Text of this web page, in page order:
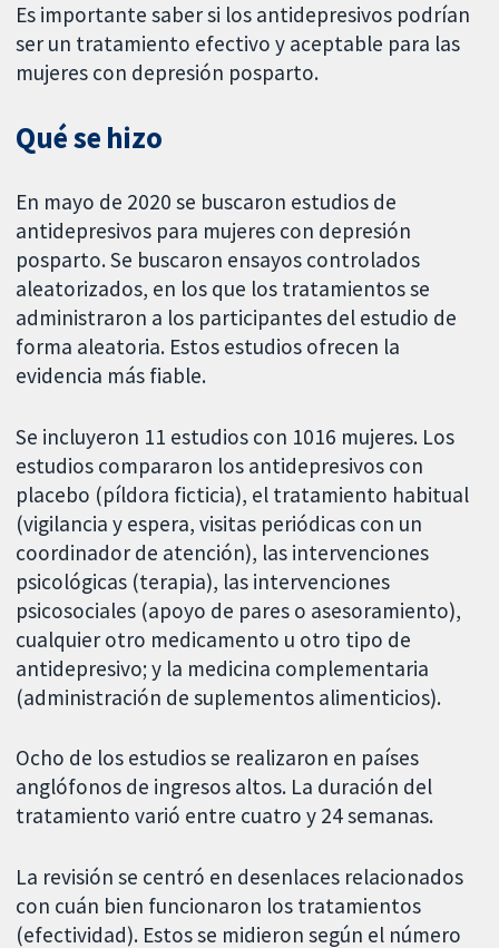
Es importante saber si los antidepresivos podrían
ser un tratamiento efectivo y aceptable para las
mujeres con depresión posparto.
Qué se hizo
En mayo de 2020 se buscaron estudios de
antidepresivos para mujeres con depresión
posparto. Se buscaron ensayos controlados
aleatorizados, en los que los tratamientos se
administraron a los participantes del estudio de
forma aleatoria. Estos estudios ofrecen la
evidencia más fiable.
Se incluyeron 11 estudios con 1016 mujeres. Los
estudios compararon los antidepresivos con
placebo (píldora ficticia), el tratamiento habitual
(vigilancia y espera, visitas periódicas con un
coordinador de atención), las intervenciones
psicológicas (terapia), las intervenciones
psicosociales (apoyo de pares o asesoramiento),
cualquier otro medicamento u otro tipo de
antidepresivo; y la medicina complementaria
(administración de suplementos alimenticios).
Ocho de los estudios se realizaron en países
anglófonos de ingresos altos. La duración del
tratamiento varió entre cuatro y 24 semanas.
La revisión se centró en desenlaces relacionados
con cuán bien funcionaron los tratamientos
(efectividad). Estos se midieron según el número